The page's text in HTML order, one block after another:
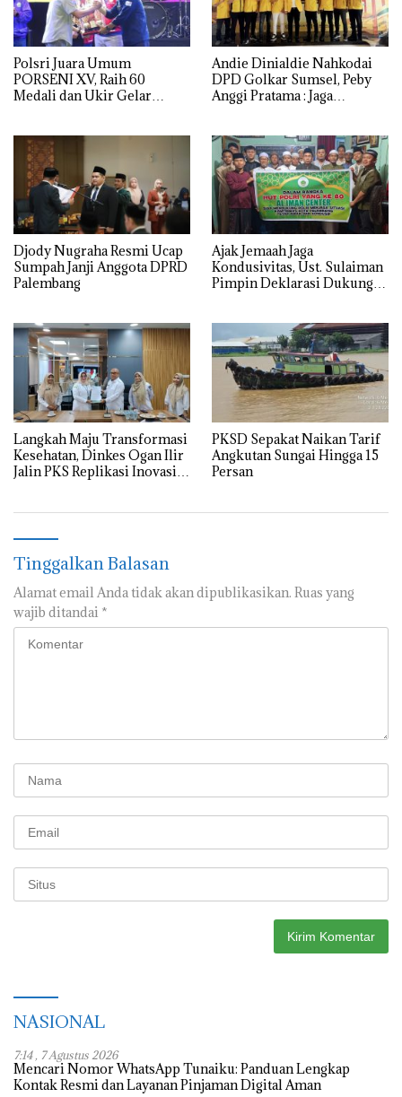
Polsri Juara Umum
PORSENI XV, Raih 60
Medali dan Ukir Gelar
Andie Dinialdie Nahkodai
DPD Golkar Sumsel, Peby
Anggi Pratama : Jaga
Djody Nugraha Resmi Ucap
Sumpah Janji Anggota DPRD
Palembang
Ajak Jemaah Jaga
Kondusivitas, Ust. Sulaiman
Pimpin Deklarasi Dukung
Langkah Maju Transformasi
Kesehatan, Dinkes Ogan Ilir
Jalin PKS Replikasi Inovasi
PKSD Sepakat Naikan Tarif
Angkutan Sungai Hingga 15
Persan
Tinggalkan Balasan
Alamat email Anda tidak akan dipublikasikan. Ruas yang
wajib ditandai *
NASIONAL
7:14 , 7 Agustus 2026
Mencari Nomor WhatsApp Tunaiku: Panduan Lengkap
Kontak Resmi dan Layanan Pinjaman Digital Aman